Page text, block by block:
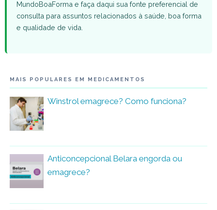
MundoBoaForma e faça daqui sua fonte preferencial de
consulta para assuntos relacionados à saúde, boa forma
e qualidade de vida.
MAIS POPULARES EM MEDICAMENTOS
Winstrol emagrece? Como funciona?
Anticoncepcional Belara engorda ou
emagrece?